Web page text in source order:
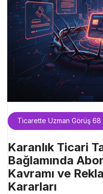
Ticarette Uzman Görüş 68
Karanlık Ticari
Bağlamında
Kavramı ve
Kararları